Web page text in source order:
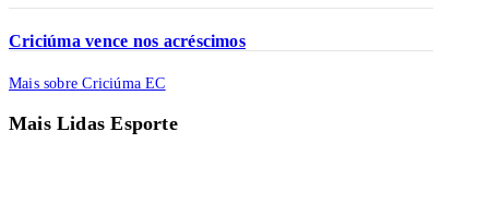
Criciúma vence nos acréscimos
Mais sobre Criciúma EC
Mais Lidas Esporte